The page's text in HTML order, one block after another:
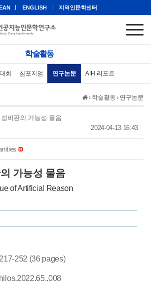
ENGLISH 지역인문학센터
학술활동
회 심포지엄 연구논문 AIH 리포트
› 학술활동 › 연구논문
비판의 가능성 물음
2024-04-13 16:43
가능성 물음
of Artificial Reason
252 (36 pages)